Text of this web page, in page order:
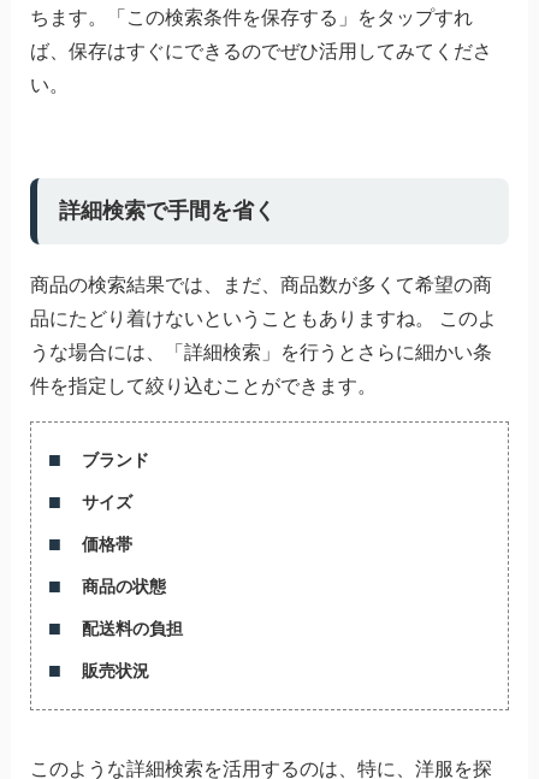
ちます。「この検索条件を保存する」をタップすれ
ば、保存はすぐにできるのでぜひ活用してみてくださ
い。
詳細検索で手間を省く
商品の検索結果では、まだ、商品数が多くて希望の商
品にたどり着けないということもありますね。 このよ
うな場合には、「詳細検索」を行うとさらに細かい条
件を指定して絞り込むことができます。
ブランド
サイズ
価格帯
商品の状態
配送料の負担
販売状況
このような詳細検索を活用するのは、特に、洋服を探